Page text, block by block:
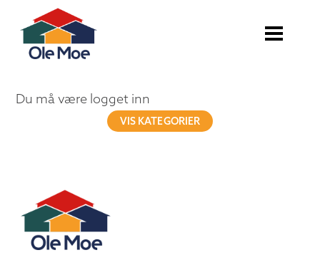
Du må være logget inn
VIS KATEGORIER